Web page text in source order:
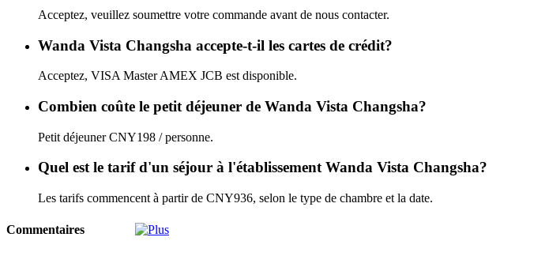
Acceptez, veuillez soumettre votre commande avant de nous contacter.
Wanda Vista Changsha accepte-t-il les cartes de crédit?
Acceptez, VISA Master AMEX JCB est disponible.
Combien coûte le petit déjeuner de Wanda Vista Changsha?
Petit déjeuner CNY198 / personne.
Quel est le tarif d'un séjour à l'établissement Wanda Vista Changsha?
Les tarifs commencent à partir de CNY936, selon le type de chambre et la date.
Commentaires